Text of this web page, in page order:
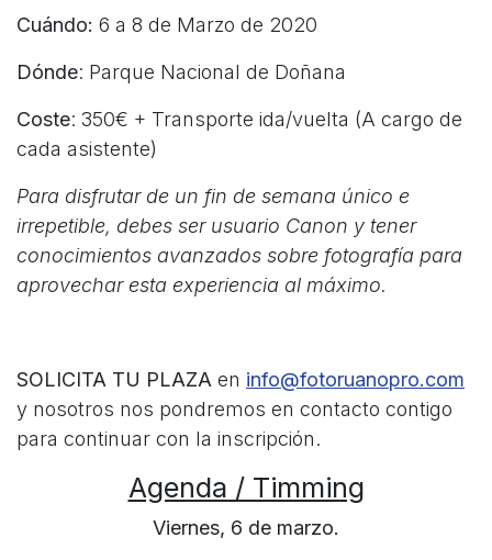
Cuándo: 6 a 8 de Marzo de 2020
Dónde: Parque Nacional de Doñana
Coste: 350€ + Transporte ida/vuelta (A cargo de
cada asistente)
Para disfrutar de un fin de semana único e
irrepetible, debes ser usuario Canon y tener
conocimientos avanzados sobre fotografía para
aprovechar esta experiencia al máximo.
SOLICITA TU PLAZA en info@fotoruanopro.com
y nosotros nos pondremos en contacto contigo
para continuar con la inscripción.
Agenda / Timming
Viernes, 6 de marzo.